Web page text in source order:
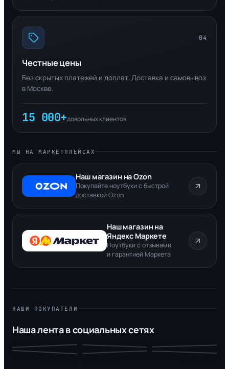
04
Честные цены
Без скрытых платежей и доплат. Доставка и самовывоз
в Москве.
15 000+довольных клиентов
МЫ НА МАРКЕТПЛЕЙСАХ
Наш магазин на Ozon
Покупайте ноутбуки с быстрой
доставкой Ozon
Наш магазин на
Яндекс Маркете
Ноутбуки с отзывами
и гарантией Маркета
НАШИ ПОКУПАТЕЛИ
Наша лента в социальных сетях